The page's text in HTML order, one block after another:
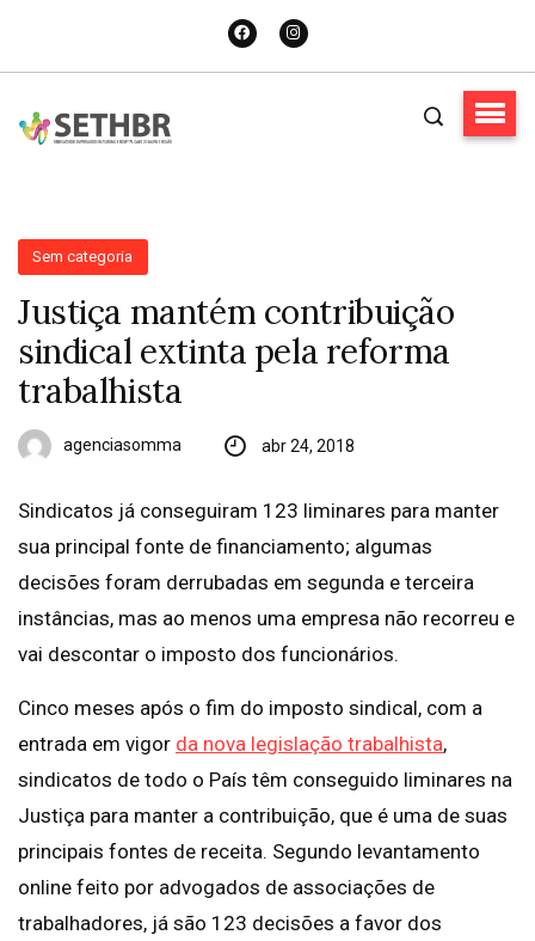
Sem categoria
Justiça mantém contribuição
sindical extinta pela reforma
trabalhista
agenciasomma abr 24, 2018
Sindicatos já conseguiram 123 liminares para manter
sua principal fonte de financiamento; algumas
decisões foram derrubadas em segunda e terceira
instâncias, mas ao menos uma empresa não recorreu e
vai descontar o imposto dos funcionários.
Cinco meses após o fim do imposto sindical, com a
entrada em vigor da nova legislação trabalhista,
sindicatos de todo o País têm conseguido liminares na
Justiça para manter a contribuição, que é uma de suas
principais fontes de receita. Segundo levantamento
online feito por advogados de associações de
trabalhadores, já são 123 decisões a favor dos